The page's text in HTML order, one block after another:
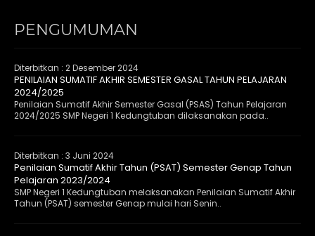
PENGUMUMAN
Diterbitkan : 2 Desember 2024
PENILAIAN SUMATIF AKHIR SEMESTER GASAL TAHUN PELAJARAN
2024/2025
Penilaian Sumatif Akhir Semester Gasal (PSAS) Tahun Pelajaran
2024/2025 SMP Negeri 1 Kedungtuban dilaksanakan pada..
Diterbitkan : 3 Juni 2024
Penilaian Sumatif Akhir Tahun (PSAT) Semester Genap Tahun
Pelajaran 2023/2024
SMP Negeri 1 Kedungtuban melaksanakan Penilaian Sumatif Akhir
Tahun (PSAT) semester Genap mulai hari Senin..